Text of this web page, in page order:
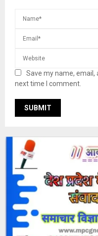
Save my name,
next time I comment.